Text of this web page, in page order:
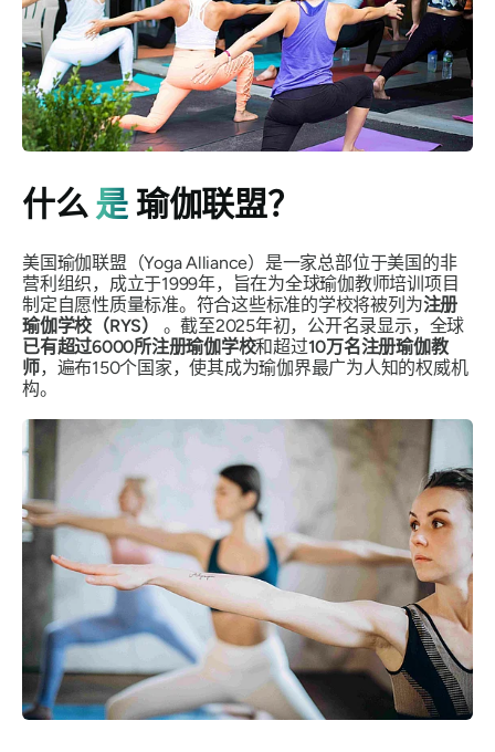
什么是瑜伽联盟？
美国瑜伽联盟（Yoga Alliance）是一家总部位于美国的非
营利组织，成立于1999年，旨在为全球瑜伽教师培训项目
制定自愿性质量标准。符合这些标准的学校将被列为注册
瑜伽学校（RYS）
。截至2025年初，公开名录显示，全球
已有超过6000所注册瑜伽学校和超过10万名注册瑜伽教
师，遍布150个国家，使其成为瑜伽界最广为人知的权威机
构。